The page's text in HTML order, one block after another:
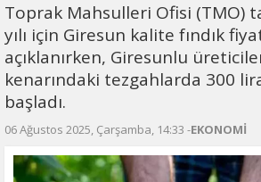
Toprak Mahsulleri Ofisi (TMO)
yılı için Giresun kalite fındık
açıklanırken, Giresunlu
kenarındaki tezgahlarda 300
başladı.
06 Ağustos 2025, Çarşamba, 14:33 -EKONOMİ